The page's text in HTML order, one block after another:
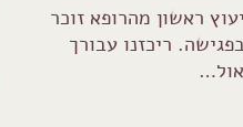
ראשון מהרופא זוכר
ריכזנו עבורך